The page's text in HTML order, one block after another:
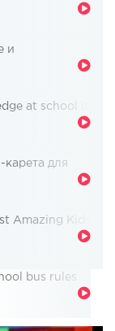
и
at school is
карета для
Amazing Kids
bus rules